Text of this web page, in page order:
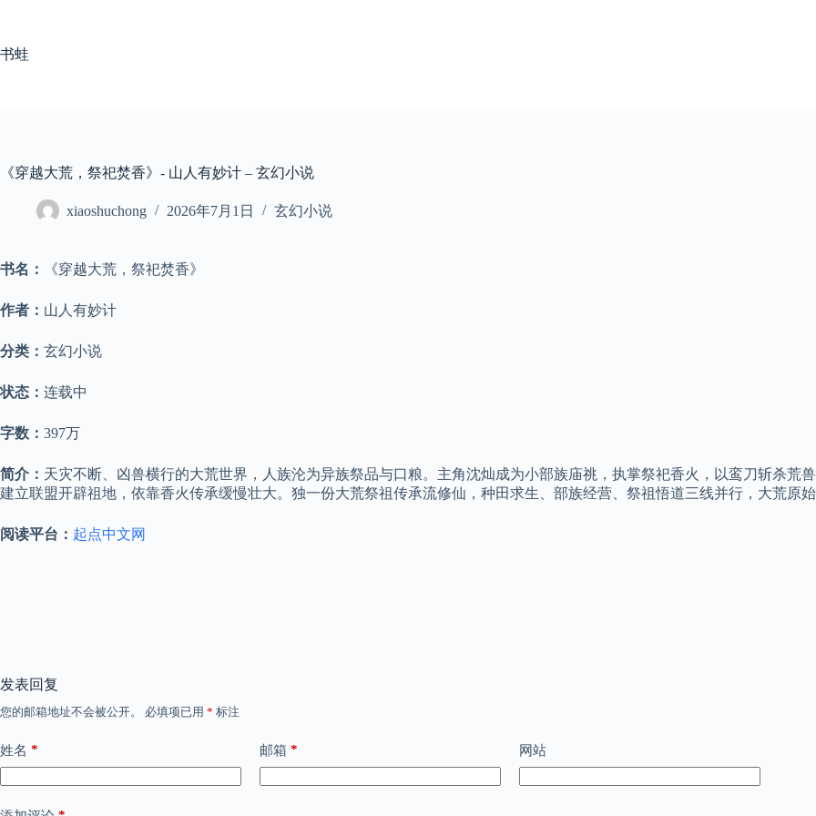
内
容
书蛙
《穿越大荒，祭祀焚香》- 山人有妙计 – 玄幻小说
xiaoshuchong 2026年7月1日 玄幻小说
书名： 《穿越大荒，祭祀焚香》
作者： 山人有妙计
分类： 玄幻小说
状态： 连载中
字数： 397万
简介： 天灾不断、凶兽横行的大荒世界，人族沦为异族祭品与口粮。主角沈灿成为小部族庙祧，执掌祭祀香火，以鸾刀斩杀荒
建立联盟开辟祖地，依靠香火传承缓慢壮大。独一份大荒祭祖传承流修仙，种田求生、部族经营、祭祖悟道三线并行，大荒原
阅读平台： 起点中文网
发表回复
您的邮箱地址不会被公开。 必填项已用 * 标注
姓名 * 邮箱 * 网站